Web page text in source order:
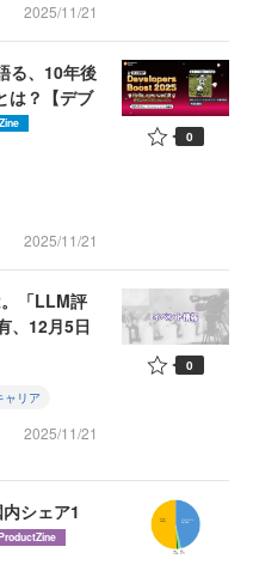
2025/11/21
る、10年後
は？【デブ
2025/11/21
0
「LLM評
、12月5日
ャリア
2025/11/21
0
シェア1